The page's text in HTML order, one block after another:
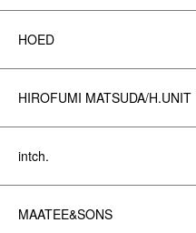
HOED
HIROFUMI MATSUDA/H.UNIT
intch.
MAATEE&SONS